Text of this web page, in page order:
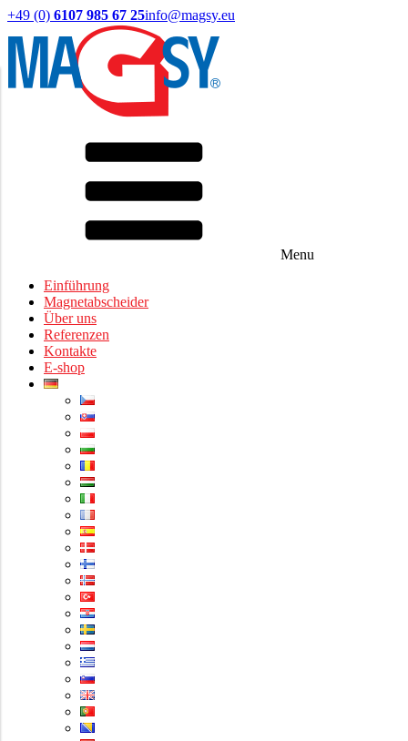
+49 (0) 6107 985 67 25info@magsy.eu
Menu
Einführung
Magnetabscheider
Über uns
Referenzen
Kontakte
E-shop